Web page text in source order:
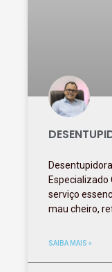
serviço
mau cheiro,
SAIBA MAIS »